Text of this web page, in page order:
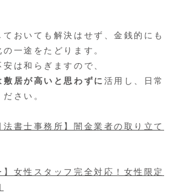
おいても解決はせず、金銭的にも
一途をたどります。
は和らぎますので、
居が高いと思わずに 活用し、日常
さい。
法書士事務所】闇金業者の取り立て
】女性スタッフ完全対応！女性限定